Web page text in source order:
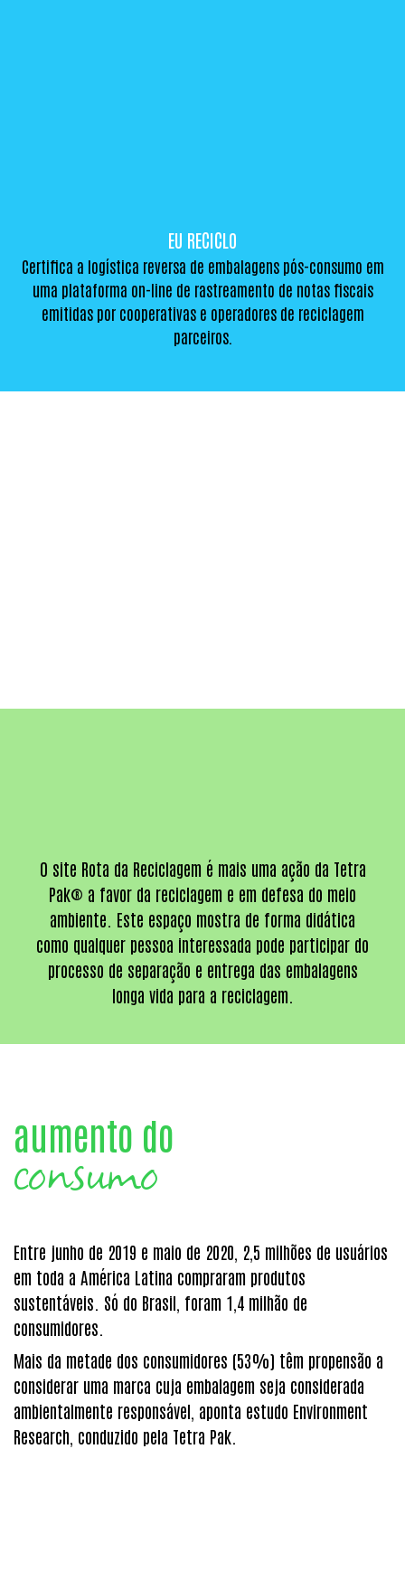
EU RECICLO
Certifica a logística reversa de embalagens pós-consumo em
uma plataforma on-line de rastreamento de notas fiscais
emitidas por cooperativas e operadores de reciclagem
parceiros.
O site Rota da Reciclagem é mais uma ação da Tetra
Pak® a favor da reciclagem e em defesa do meio
ambiente. Este espaço mostra de forma didática
como qualquer pessoa interessada pode participar do
processo de separação e entrega das embalagens
longa vida para a reciclagem.
aumento do
consumo
Entre junho de 2019 e maio de 2020, 2,5 milhões de usuários
em toda a América Latina compraram produtos
sustentáveis. Só do Brasil, foram 1,4 milhão de
consumidores.
Mais da metade dos consumidores (53%) têm propensão a
considerar uma marca cuja embalagem seja considerada
ambientalmente responsável, aponta estudo Environment
Research, conduzido pela Tetra Pak.